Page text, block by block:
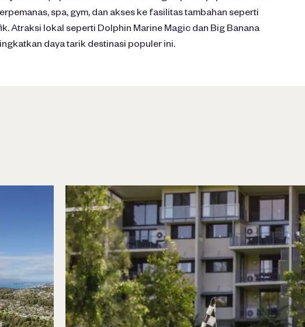
spa, gym, dan akses ke fasilitas tambahan seperti
Atraksi lokal seperti Dolphin Marine Magic dan Big Banana
daya tarik destinasi populer ini.